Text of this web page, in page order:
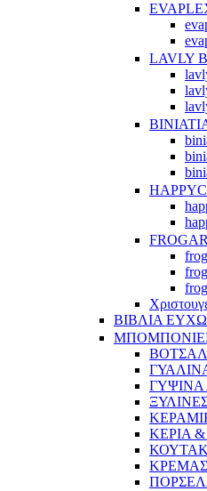
LAVLY
ΒΙΒΛΙΑ
ΚΕΡΙΑ